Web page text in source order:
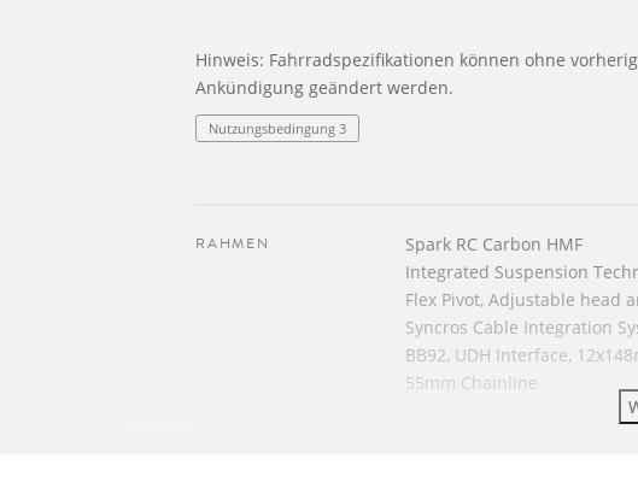
Hinweis: Fahrradspezifikationen können ohne
Ankündigung geändert werden.
Nutzungsbedingung 3
RAHMEN
Spark RC Carbon HMF
Integrated Suspension
Flex Pivot, Adjustable head
Syncros Cable Integration
BB92, UDH Interface,
55mm Chainline